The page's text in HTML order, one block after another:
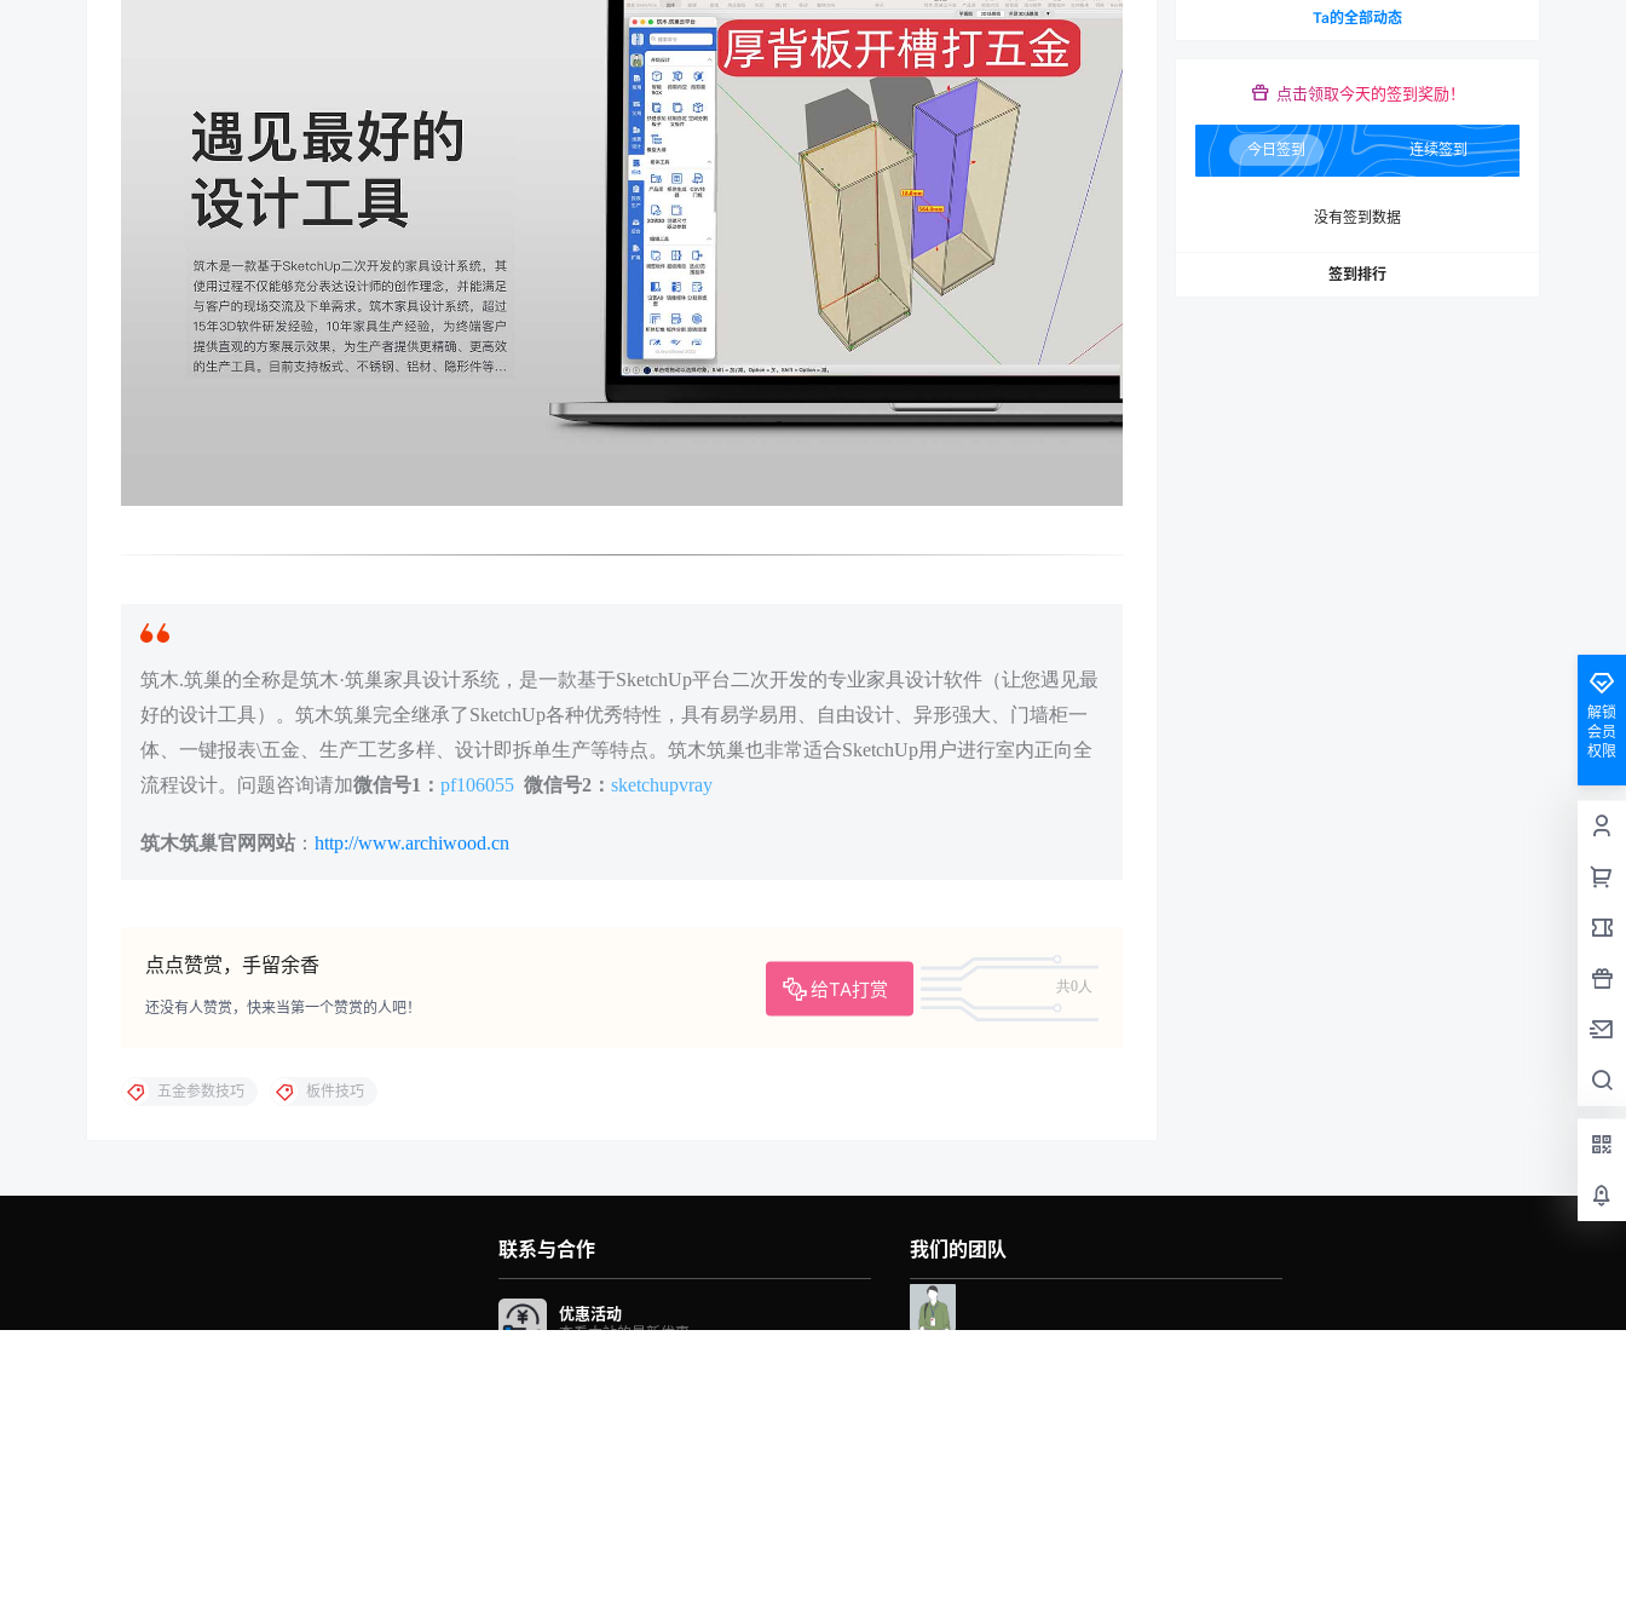
筑木.筑巢的全称是筑木·筑巢家具设计系统，是一款基于SketchUp平台二次开发的专业家具设计软件（让您遇见最
好的设计工具）。筑木筑巢完全继承了SketchUp各种优秀特性，具有易学易用、自由设计、异形强大、门墙柜一
体、一键报表\五金、生产工艺多样、设计即拆单生产等特点。筑木筑巢也非常适合SketchUp用户进行室内正向全
流程设计。问题咨询请加微信号1： pf106055 微信号2： sketchupvray
筑木筑巢官网网站 ： http://www.archiwood.cn
点点赞赏，手留余香
给TA打赏 共0人
还没有人赞赏，快来当第一个赞赏的人吧！
五金参数技巧 板件技巧
Ta的全部动态
点击领取今天的签到奖励！
今日签到 连续签到
没有签到数据
签到排行
解锁
会员
权限
联系与合作
优惠活动
查看本站的最新优惠
我们的团队